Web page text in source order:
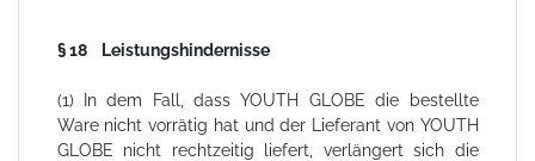
§ 18 Leistungshindernisse
(1) In dem Fall, dass YOUTH GLOBE die bestellte
Ware nicht vorrätig hat und der Lieferant von YOUTH
GLOBE nicht rechtzeitig liefert, verlängert sich die